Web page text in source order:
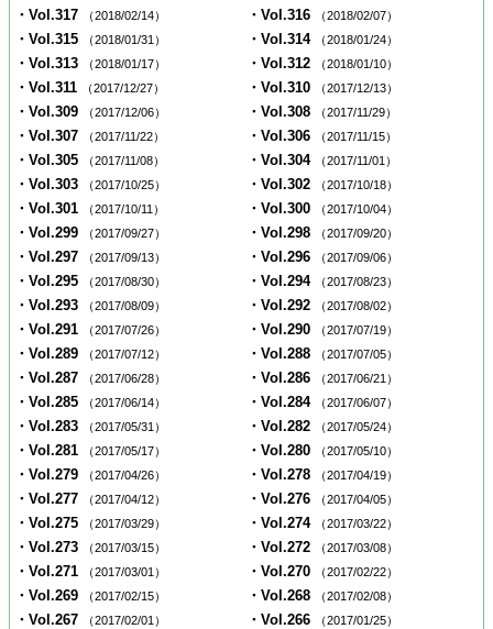
・Vol.317 （2018/02/14） ・Vol.316 （2018/02/07）
・Vol.315 （2018/01/31） ・Vol.314 （2018/01/24）
・Vol.313 （2018/01/17） ・Vol.312 （2018/01/10）
・Vol.311 （2017/12/27） ・Vol.310 （2017/12/13）
・Vol.309 （2017/12/06） ・Vol.308 （2017/11/29）
・Vol.307 （2017/11/22） ・Vol.306 （2017/11/15）
・Vol.305 （2017/11/08） ・Vol.304 （2017/11/01）
・Vol.303 （2017/10/25） ・Vol.302 （2017/10/18）
・Vol.301 （2017/10/11） ・Vol.300 （2017/10/04）
・Vol.299 （2017/09/27） ・Vol.298 （2017/09/20）
・Vol.297 （2017/09/13） ・Vol.296 （2017/09/06）
・Vol.295 （2017/08/30） ・Vol.294 （2017/08/23）
・Vol.293 （2017/08/09） ・Vol.292 （2017/08/02）
・Vol.291 （2017/07/26） ・Vol.290 （2017/07/19）
・Vol.289 （2017/07/12） ・Vol.288 （2017/07/05）
・Vol.287 （2017/06/28） ・Vol.286 （2017/06/21）
・Vol.285 （2017/06/14） ・Vol.284 （2017/06/07）
・Vol.283 （2017/05/31） ・Vol.282 （2017/05/24）
・Vol.281 （2017/05/17） ・Vol.280 （2017/05/10）
・Vol.279 （2017/04/26） ・Vol.278 （2017/04/19）
・Vol.277 （2017/04/12） ・Vol.276 （2017/04/05）
・Vol.275 （2017/03/29） ・Vol.274 （2017/03/22）
・Vol.273 （2017/03/15） ・Vol.272 （2017/03/08）
・Vol.271 （2017/03/01） ・Vol.270 （2017/02/22）
・Vol.269 （2017/02/15） ・Vol.268 （2017/02/08）
・Vol.267 （2017/02/01） ・Vol.266 （2017/01/25）